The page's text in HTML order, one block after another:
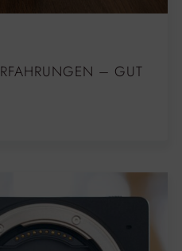
– GUT